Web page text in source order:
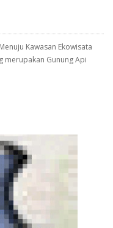
Kawasan Ekowisata
merupakan Gunung Api